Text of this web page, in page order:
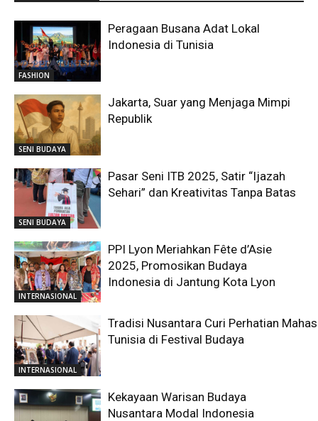
FASHION
Peragaan Busana Adat Lokal
Indonesia di Tunisia
SENI BUDAYA
Jakarta, Suar yang Menjaga Mimpi
Republik
SENI BUDAYA
Pasar Seni ITB 2025, Satir “Ijazah
Sehari” dan Kreativitas Tanpa Batas
INTERNASIONAL
PPI Lyon Meriahkan Fête d’Asie
2025, Promosikan Budaya
Indonesia di Jantung Kota Lyon
INTERNASIONAL
Tradisi Nusantara Curi Perhatian
Tunisia di Festival Budaya
Kekayaan Warisan Budaya
Nusantara Modal Indonesia